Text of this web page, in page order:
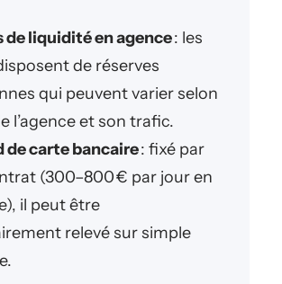
de liquidité en agence: les
de réserves
qui peuvent varier selon
l’agence et son trafic.
de carte bancaire: fixé par
(300–800 € par jour en
il peut être
relevé sur simple